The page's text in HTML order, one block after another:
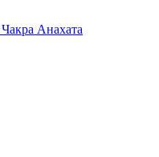
Анахата